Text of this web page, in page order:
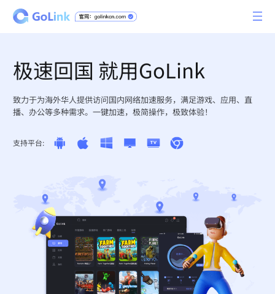
极速回国 就用GoLink
致力于为海外华人提供访问国内网络加速服务，满足游戏、应用、直
播、办公等多种需求。一键加速，极简操作，极致体验！
支持平台: